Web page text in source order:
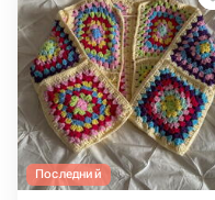
Последний